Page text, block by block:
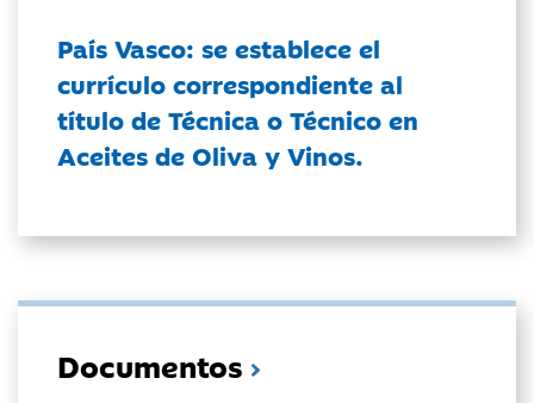
País Vasco: se establece el
currículo correspondiente al
título de Técnica o Técnico en
Aceites de Oliva y Vinos.
Documentos